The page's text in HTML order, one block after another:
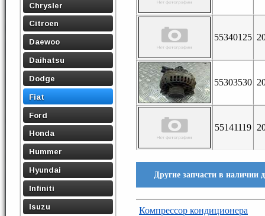
Chrysler
Citroen
Daewoo
Daihatsu
Dodge
Fiat
Ford
Honda
Hummer
Hyundai
Infiniti
Isuzu
55340125
55303530
55141119
Другие запчасти в наличии
Компрессор кондиционера